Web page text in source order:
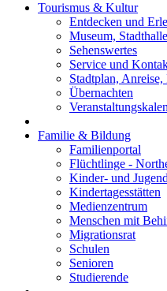
Tourismus & Kultur
Entdecken und
Museum,
Sehenswertes
Service und
Stadtplan, Anreise,
Übernachten
Familie & Bildung
Familienportal
Flüchtlinge -
Kinder- und
Kindertagesstätten
Medienzentrum
Menschen mit
Migrationsrat
Schulen
Senioren
Studierende